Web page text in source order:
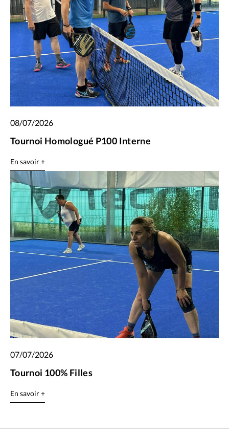
08/07/2026
Tournoi Homologué P100 Interne
En savoir +
07/07/2026
Tournoi 100% Filles
En savoir +